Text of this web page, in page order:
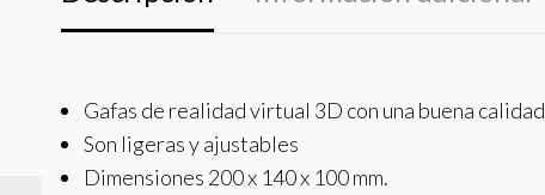
Gafas de realidad virtual 3D con una buena calidad
Son ligeras y ajustables
Dimensiones 200 x 140 x 100 mm.